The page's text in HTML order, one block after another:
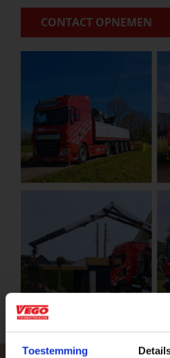
Toestemming
CONTACT OPNEMEN